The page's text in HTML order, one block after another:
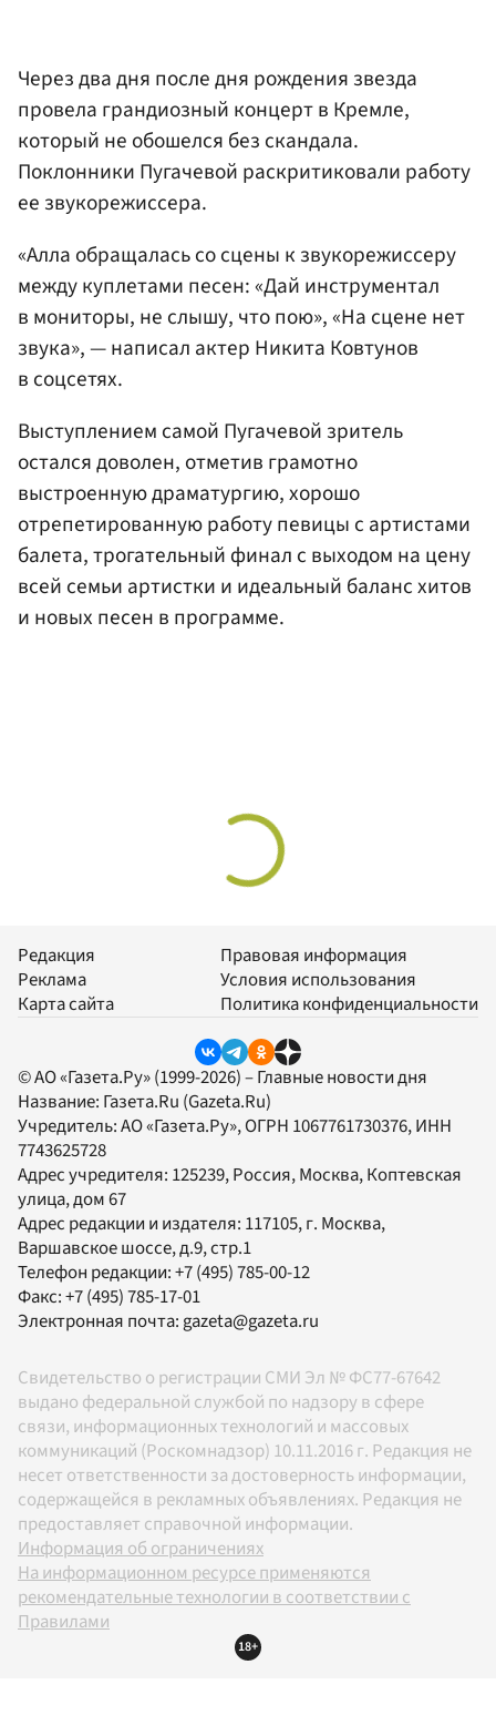
Через два дня после дня рождения звезда
провела грандиозный концерт в Кремле,
который не обошелся без скандала.
Поклонники Пугачевой раскритиковали работу
ее звукорежиссера.
«Алла обращалась со сцены к звукорежиссеру
между куплетами песен: «Дай инструментал
в мониторы, не слышу, что пою», «На сцене нет
звука», — написал актер Никита Ковтунов
в соцсетях.
Выступлением самой Пугачевой зритель
остался доволен, отметив грамотно
выстроенную драматургию, хорошо
отрепетированную работу певицы с артистами
балета, трогательный финал с выходом на цену
всей семьи артистки и идеальный баланс хитов
и новых песен в программе.
Редакция
Реклама
Карта сайта
Правовая информация
Условия использования
Политика конфиденциальности
© АО «Газета.Ру» (1999-2026) – Главные новости дня
Название: Газета.Ru (Gazeta.Ru)
Учредитель:АО «Газета.Ру», ОГРН 1067761730376, ИНН
7743625728
Адрес учредителя: 125239, Россия, Москва, Коптевская
улица, дом 67
Адрес редакции и издателя: 117105, г. Москва,
Варшавское шоссе, д.9, стр.1
Телефон редакции:+7 (495) 785-00-12
Факс:+7 (495) 785-17-01
Электронная почта:gazeta@gazeta.ru
Свидетельство о регистрации СМИ Эл № ФС77-67642
выдано федеральной службой по надзору в сфере
связи, информационных технологий и массовых
коммуникаций (Роскомнадзор) 10.11.2016 г. Редакция не
несет ответственности за достоверность информации,
содержащейся в рекламных объявлениях. Редакция не
предоставляет справочной информации.
Информация об ограничениях
На информационном ресурсе применяются
рекомендательные технологии в соответствии с
Правилами
18+